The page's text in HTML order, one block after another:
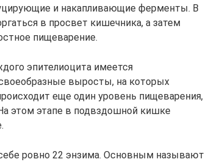
и накапливающие ферменты. В
в просвет кишечника, а затем
пищеварение.
эпителиоцита имеется
выросты, на которых
еще один уровень пищеварения,
этом этапе в подвздошной кишке
ровно 22 энзима. Основным называют